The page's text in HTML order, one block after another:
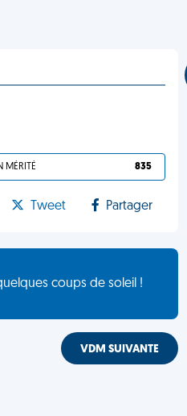
MÉRITÉ 835
Tweet Partager
coups de soleil !
VDM SUIVANTE